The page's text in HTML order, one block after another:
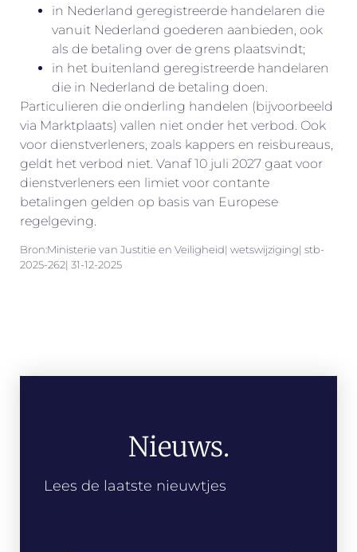
in Nederland geregistreerde handelaren die
vanuit Nederland goederen aanbieden, ook
als de betaling over de grens plaatsvindt;
in het buitenland geregistreerde handelaren
die in Nederland de betaling doen.
Particulieren die onderling handelen (bijvoorbeeld
via Marktplaats) vallen niet onder het verbod. Ook
voor dienstverleners, zoals kappers en reisbureaus,
geldt het verbod niet. Vanaf 10 juli 2027 gaat voor
dienstverleners een limiet voor contante
betalingen gelden op basis van Europese
regelgeving.
Bron:Ministerie van Justitie en Veiligheid| wetswijziging| stb-
2025-262| 31-12-2025
Nieuws.
Lees de laatste nieuwtjes